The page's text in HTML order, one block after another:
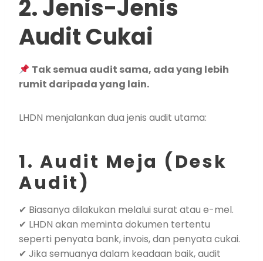
2. Jenis-Jenis
Audit Cukai
Tak semua audit sama, ada yang lebih
rumit daripada yang lain.
LHDN menjalankan dua jenis audit utama:
1. Audit Meja (Desk
Audit)
✔ Biasanya dilakukan melalui surat atau e-mel.
✔ LHDN akan meminta dokumen tertentu
seperti penyata bank, invois, dan penyata cukai.
✔ Jika semuanya dalam keadaan baik, audit